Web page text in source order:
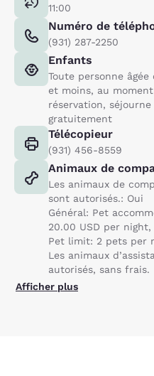
11:00
Numéro de
(931) 287-2250
Enfants
Toute personne âgée
et moins, au
réservation, séjourne
gratuitement
Télécopieur
(931) 456-8559
Animaux de
Les animaux de
sont autorisés.: Oui
Général: Pet
20.00 USD per
Pet limit: 2 pets per
Les animaux
autorisés, sans frais.
Afficher plus